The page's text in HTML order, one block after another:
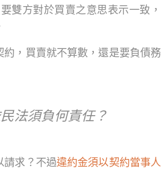
雙方對於買賣之意思表示一致，
約，買賣就不算數，還是要負債務
法須負何責任？
請求？不過違約金須以契約當事人